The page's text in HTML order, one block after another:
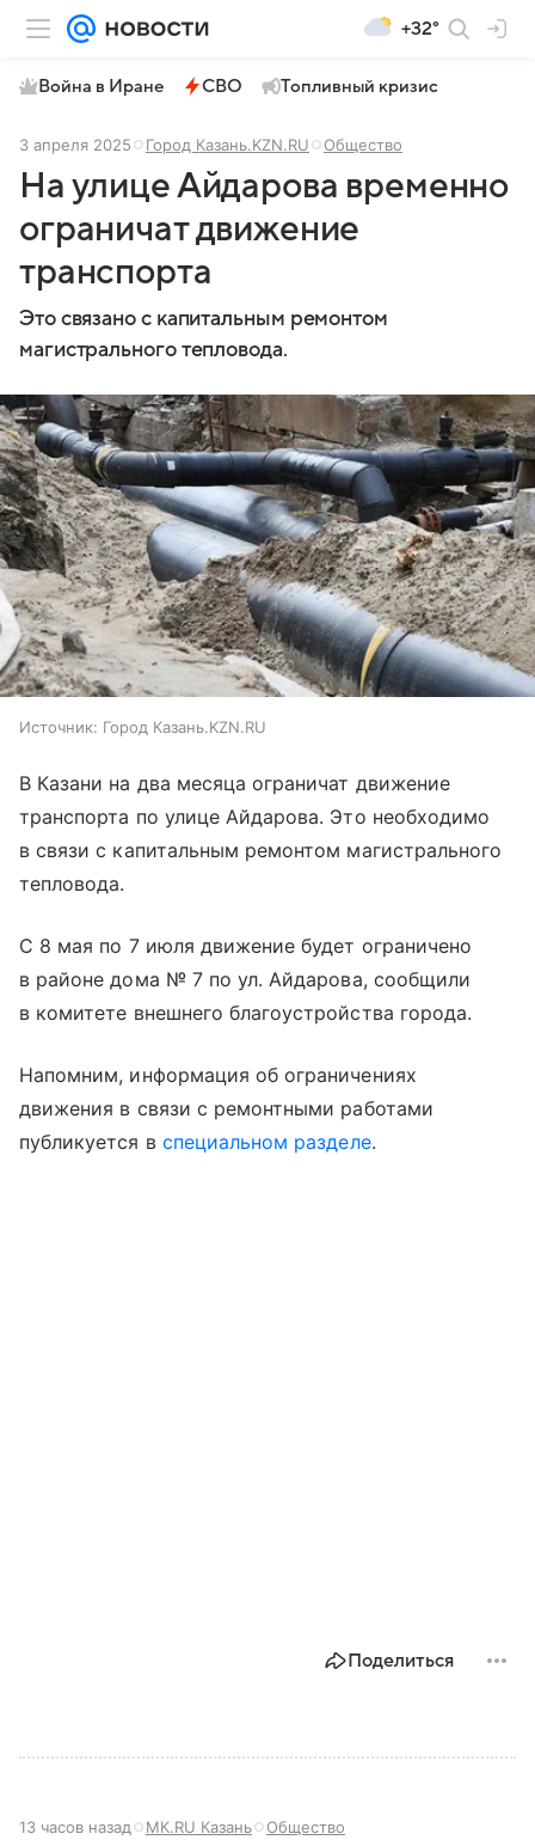
+32°
Война в Иране СВО Топливный кризис
3 апреля 2025 Город Казань.KZN.RU Общество
На улице Айдарова временно
ограничат движение
транспорта
Это связано с капитальным ремонтом
магистрального тепловода.
Источник: Город Казань.KZN.RU
В Казани на два месяца ограничат движение
транспорта по улице Айдарова. Это необходимо
в связи с капитальным ремонтом магистрального
тепловода.
С 8 мая по 7 июля движение будет ограничено
в районе дома № 7 по ул. Айдарова, сообщили
в комитете внешнего благоустройства города.
Напомним, информация об ограничениях
движения в связи с ремонтными работами
публикуется в специальном разделе.
Поделиться
13 часов назад МК.RU Казань Общество